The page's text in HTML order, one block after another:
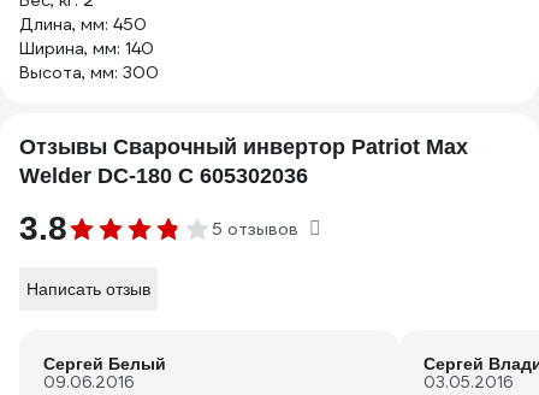
Длина, мм: 450
Ширина, мм: 140
Высота, мм: 300
Отзывы Сварочный инвертор Patriot Max
Welder DC-180 C 605302036
3.8 5 отзывов
Написать отзыв
Сергей Белый
09.06.2016
Сергей
03.05.2016